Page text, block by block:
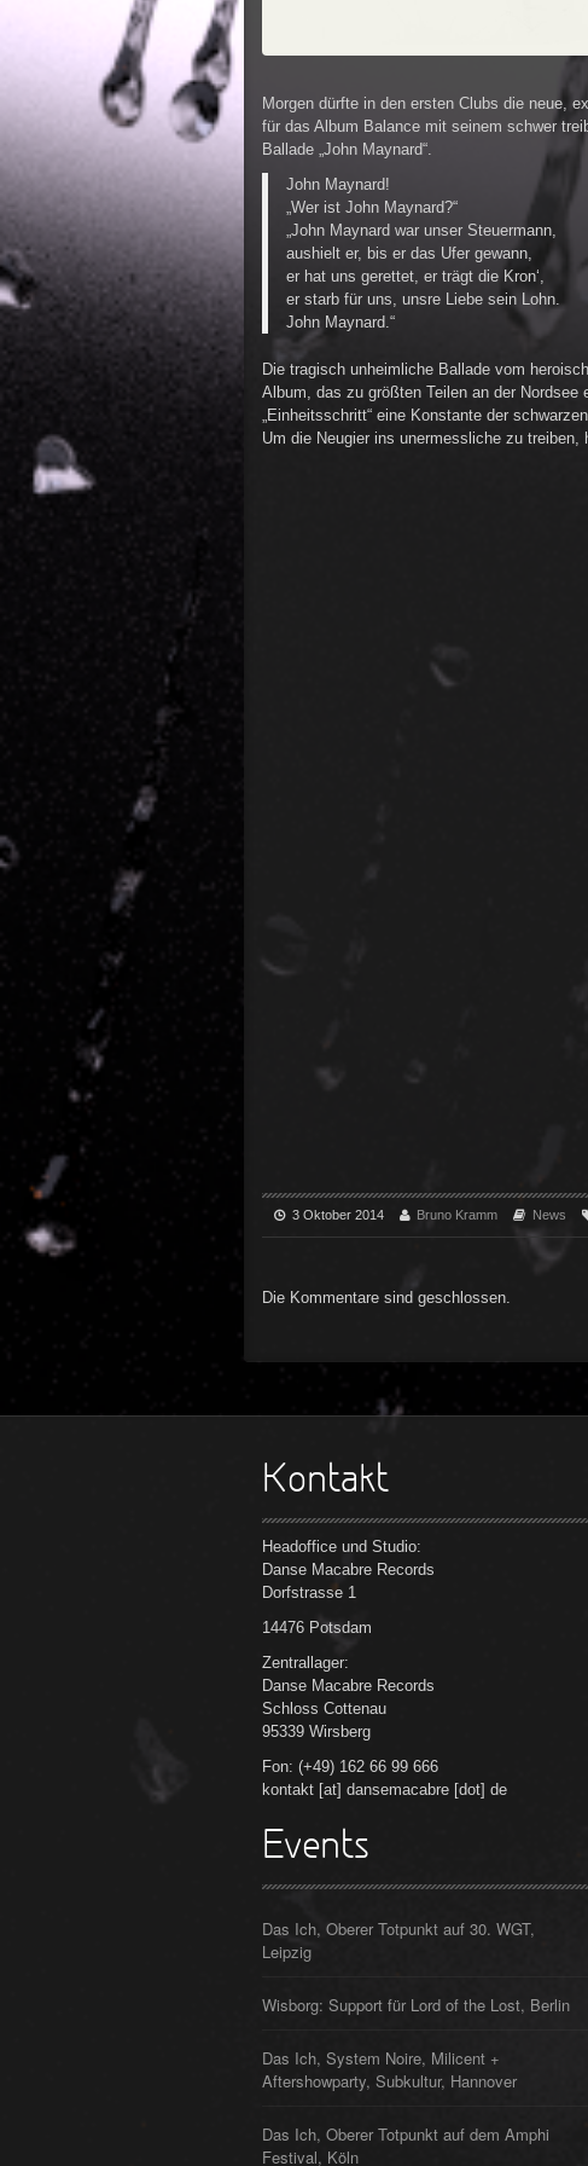
Morgen dürfte in den ersten Clubs die neue,
für das Album Balance mit seinem schwer
Ballade „John Maynard“.
John Maynard!
„Wer ist John Maynard?“
„John Maynard war unser Steuermann,
aushielt er, bis er das Ufer gewann,
er hat uns gerettet, er trägt die Kron‘,
er starb für uns, unsre Liebe sein Lohn.
John Maynard.“
Die tragisch unheimliche Ballade vom
Album, das zu größten Teilen an der
„Einheitsschritt“ eine Konstante der
Um die Neugier ins unermessliche zu
3 Oktober 2014 Bruno Kramm News
Die Kommentare sind geschlossen.
Kontakt
Headoffice und Studio:
Danse Macabre Records
Dorfstrasse 1
14476 Potsdam
Zentrallager:
Danse Macabre Records
Schloss Cottenau
95339 Wirsberg
Fon: (+49) 162 66 99 666
kontakt [at] dansemacabre [dot] de
Events
Das Ich, Oberer Totpunkt auf 30. WGT,
Leipzig
Wisborg: Support für Lord of the Lost, Berlin
Das Ich, System Noire, Milicent +
Aftershowparty, Subkultur, Hannover
Das Ich, Oberer Totpunkt auf dem Amphi
Festival, Köln